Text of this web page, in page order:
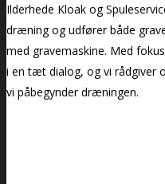
Ilderhede Kloak og
dræning og udfører både
med gravemaskine. Med
i en tæt dialog, og vi rådgiver
vi påbegynder dræningen.